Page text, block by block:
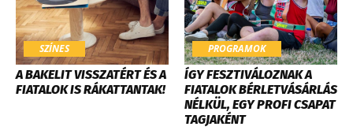
SZÍNES
A BAKELIT VISSZATÉRT ÉS A
FIATALOK IS RÁKATTANTAK!
PROGRAMOK
ÍGY FESZTIVÁLOZNAK A
FIATALOK BÉRLETVÁSÁRLÁS
NÉLKÜL, EGY PROFI CSAPAT
TAGJAKÉNT